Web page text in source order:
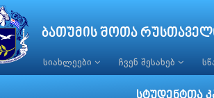
ბათუმის შოთა
სიახლეები ჩვენ შესახებ